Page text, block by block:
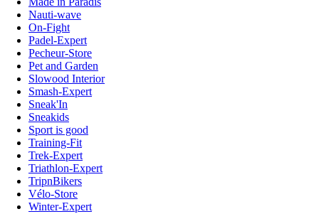
Nauti-wave
On-Fight
Padel-Expert
Pecheur-Store
Pet and Garden
Slowood Interior
Smash-Expert
Sneak'In
Sneakids
Sport is good
Training-Fit
Trek-Expert
Triathlon-Expert
TripnBikers
Vélo-Store
Winter-Expert